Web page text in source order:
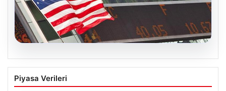
FED faiz kararı ne zaman açıklanacak?
Nisan ayı faiz beklentisi belli oldu
Piyasa Verileri